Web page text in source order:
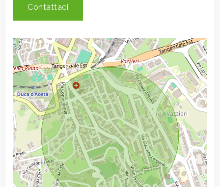
Contattaci
4
5
5+
Camere
minime
Qualsiasi
1